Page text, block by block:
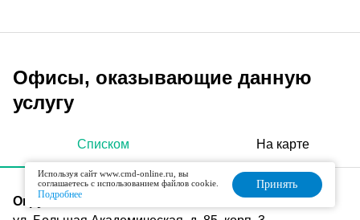
Офисы, оказывающие данную
услугу
Списком На карте
Окружная
Используя сайт www.cmd-online.ru, вы
соглашаетесь с использованием файлов cookie.
Подробнее
Принять